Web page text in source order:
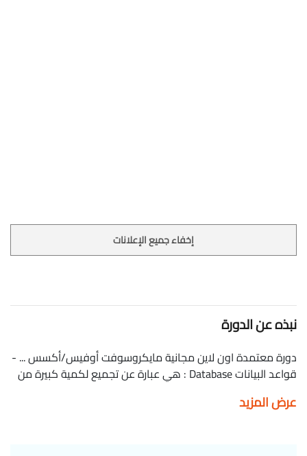
إخفاء جميع الإعلانات
نبذه عن الدورة
دورة معتمدة اون لاين مجانية مايكروسوفت أوفيس/أكسس ... -
قواعد البيانات Database : هي عبارة عن تجميع لكمية كبيرة من
الاستفادة منها . Tarek Zidan MicroSoft Access
عرض المزيد